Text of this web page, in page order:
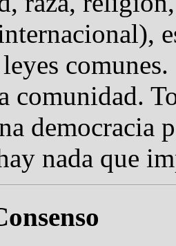
comunidad.
democracia
nada que